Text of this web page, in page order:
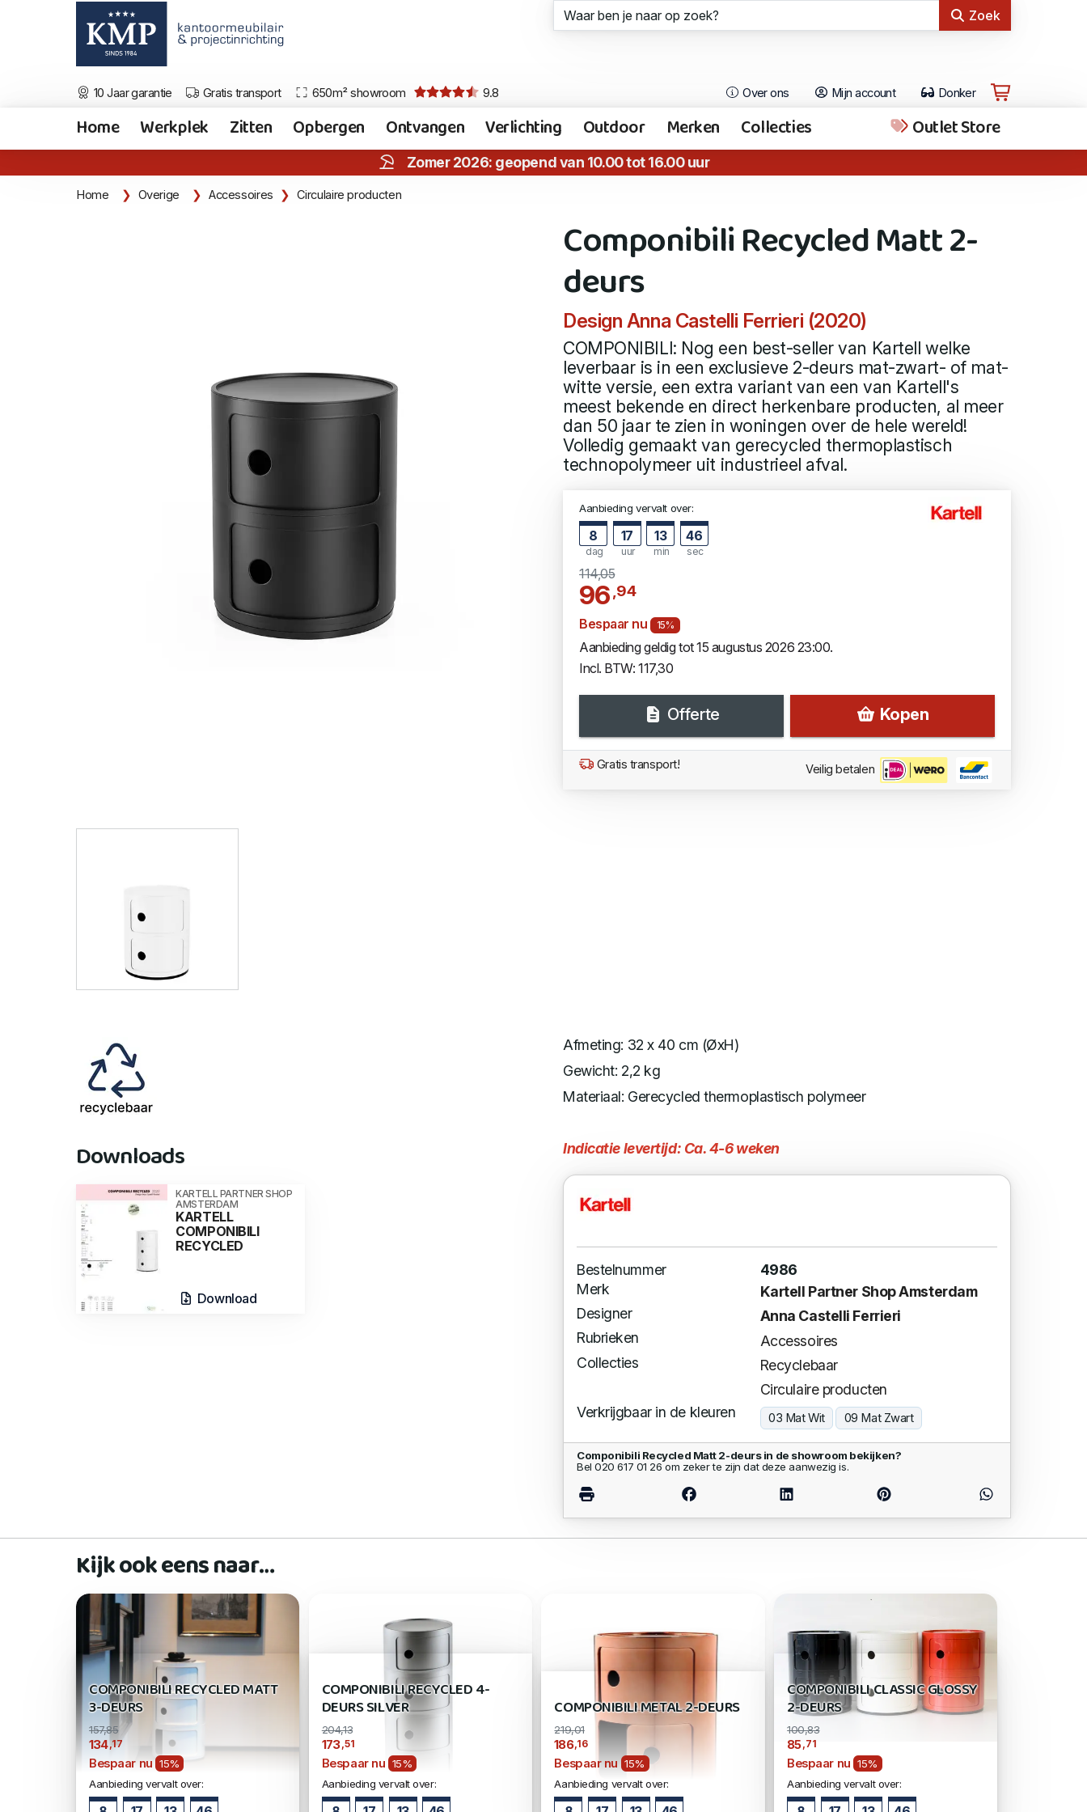
Zoek
10 Jaar garantie Gratis transport 650m² showroom 9.8 Over ons Mijn account Donker
Home Werkplek Zitten Opbergen Ontvangen Verlichting Outdoor Merken Collecties Outlet Store
Zomer 2026: geopend van 10.00 tot 16.00 uur
Home Overige Accessoires Circulaire producten
Componibili Recycled Matt 2-
deurs
Design Anna Castelli Ferrieri (2020)
COMPONIBILI: Nog een best-seller van Kartell welke
leverbaar is in een exclusieve 2-deurs mat-zwart- of mat-
witte versie, een extra variant van een van Kartell's
meest bekende en direct herkenbare producten, al meer
dan 50 jaar te zien in woningen over de hele wereld!
Volledig gemaakt van gerecycled thermoplastisch
technopolymeer uit industrieel afval.
Aanbieding vervalt over:
8
dag
17
uur
13
min
45
sec
114,05
96,94
Bespaar nu 15%
Aanbieding geldig tot 15 augustus 2026 23:00.
Incl. BTW: 117,30
Offerte Kopen
Gratis transport! Veilig betalen
Downloads
KARTELL PARTNER SHOP
AMSTERDAM
KARTELL
COMPONIBILI
RECYCLED
Download
Afmeting: 32 x 40 cm (ØxH)
Gewicht: 2,2 kg
Materiaal: Gerecycled thermoplastisch polymeer
Indicatie levertijd: Ca. 4-6 weken
Bestelnummer
4986
Merk
Kartell Partner Shop Amsterdam
Designer
Anna Castelli Ferrieri
Rubrieken
Accessoires
Collecties
Recyclebaar
Circulaire producten
Verkrijgbaar in de kleuren
03 Mat Wit 09 Mat Zwart
Componibili Recycled Matt 2-deurs in de showroom bekijken?
Bel 020 617 01 26 om zeker te zijn dat deze aanwezig is.
Kijk ook eens naar…
COMPONIBILI RECYCLED MATT
3-DEURS
157,85
134,17
Bespaar nu 15%
Aanbieding vervalt over:
COMPONIBILI RECYCLED 4-
DEURS SILVER
204,13
173 ,51
Bespaar nu 15%
Aanbieding vervalt over:
COMPONIBILI METAL 2-DEURS
219,01
186 ,16
Bespaar nu 15%
Aanbieding vervalt over:
COMPONIBILI CLASSIC GLOSSY
2-DEURS
100,83
85 ,71
Bespaar nu 15%
Aanbieding vervalt over: